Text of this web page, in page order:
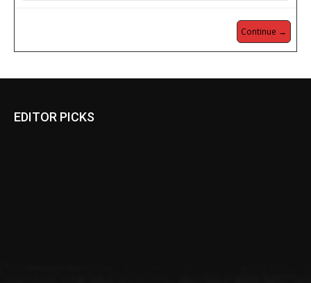
Continue →
EDITOR PICKS